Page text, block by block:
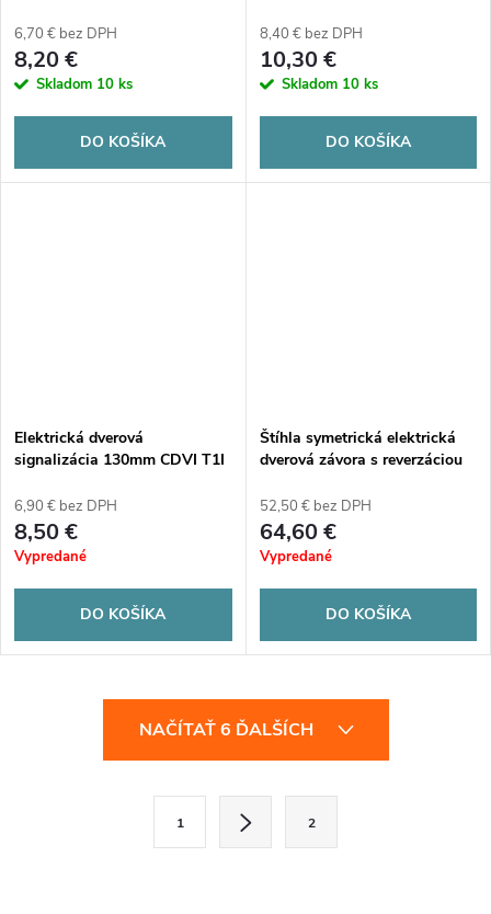
6,70 € bez DPH
8,20 €
Skladom 10 ks
DO KOŠÍKA
8,40 € bez DPH
10,30 €
Skladom 10 ks
DO KOŠÍKA
Elektrická dverová
signalizácia 130mm CDVI T1I
6,90 € bez DPH
8,50 €
Vypredané
DO KOŠÍKA
Štíhla symetrická elektrická
dverová závora s reverzáciou
52,50 € bez DPH
64,60 €
Vypredané
DO KOŠÍKA
NAČÍTAŤ 6 ĎALŠÍCH
1 2